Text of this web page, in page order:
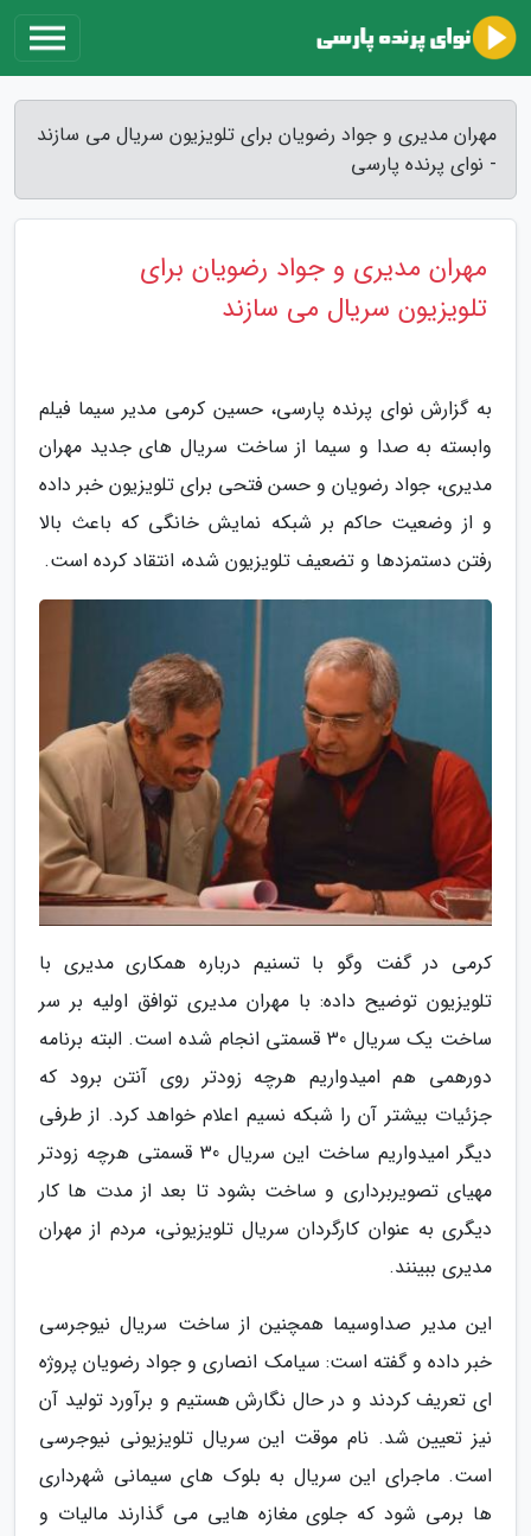
مهران مدیری و جواد رضویان برای تلویزیون سریال می سازند
- نوای پرنده پارسی
مهران مدیری و جواد رضویان برای
تلویزیون سریال می سازند
به گزارش نوای پرنده پارسی، حسین کرمی مدیر سیما فیلم
وابسته به صدا و سیما از ساخت سریال های جدید مهران
مدیری، جواد رضویان و حسن فتحی برای تلویزیون خبر داده
و از وضعیت حاکم بر شبکه نمایش خانگی که باعث بالا
رفتن دستمزدها و تضعیف تلویزیون شده، انتقاد کرده است.
کرمی در گفت وگو با تسنیم درباره همکاری مدیری با
تلویزیون توضیح داده: با مهران مدیری توافق اولیه بر سر
ساخت یک سریال 30 قسمتی انجام شده است. البته برنامه
دورهمی هم امیدواریم هرچه زودتر روی آنتن برود که
جزئیات بیشتر آن را شبکه نسیم اعلام خواهد کرد. از طرفی
دیگر امیدواریم ساخت این سریال 30 قسمتی هرچه زودتر
مهیای تصویربرداری و ساخت بشود تا بعد از مدت ها کار
دیگری به عنوان کارگردان سریال تلویزیونی، مردم از مهران
مدیری ببینند.
این مدیر صداوسیما همچنین از ساخت سریال نیوجرسی
خبر داده و گفته است: سیامک انصاری و جواد رضویان پروژه
ای تعریف کردند و در حال نگارش هستیم و برآورد تولید آن
نیز تعیین شد. نام موقت این سریال تلویزیونی نیوجرسی
است. ماجرای این سریال به بلوک های سیمانی شهرداری
ها برمی شود که جلوی مغازه هایی می گذارند مالیات و